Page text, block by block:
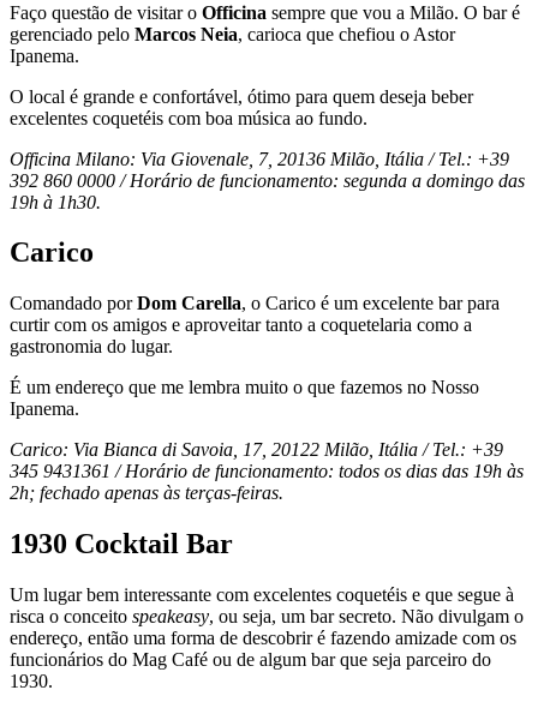
Faço questão de visitar o Officina sempre que vou a Milão. O bar é
gerenciado pelo Marcos Neia, carioca que chefiou o Astor
Ipanema.
O local é grande e confortável, ótimo para quem deseja beber
excelentes coquetéis com boa música ao fundo.
Officina Milano: Via Giovenale, 7, 20136 Milão, Itália / Tel.: +39
392 860 0000 / Horário de funcionamento: segunda a domingo das
19h à 1h30.
Carico
Comandado porDom Carella, o Carico é um excelente bar para
curtir com os amigos e aproveitar tanto a coquetelaria como a
gastronomia do lugar.
É um endereço que me lembra muito o que fazemos no Nosso
Ipanema.
Carico: Via Bianca di Savoia, 17, 20122 Milão, Itália / Tel.: +39
345 9431361‬ / Horário de funcionamento: todos os dias das 19h às
2h; fechado apenas às terças-feiras.
1930 Cocktail Bar
Um lugar bem interessante com excelentes coquetéis e que segue à
risca o conceito speakeasy, ou seja, um bar secreto. Não divulgam o
endereço, então uma forma de descobrir é fazendo amizade com os
funcionários do Mag Café ou de algum bar que seja parceiro do
1930.